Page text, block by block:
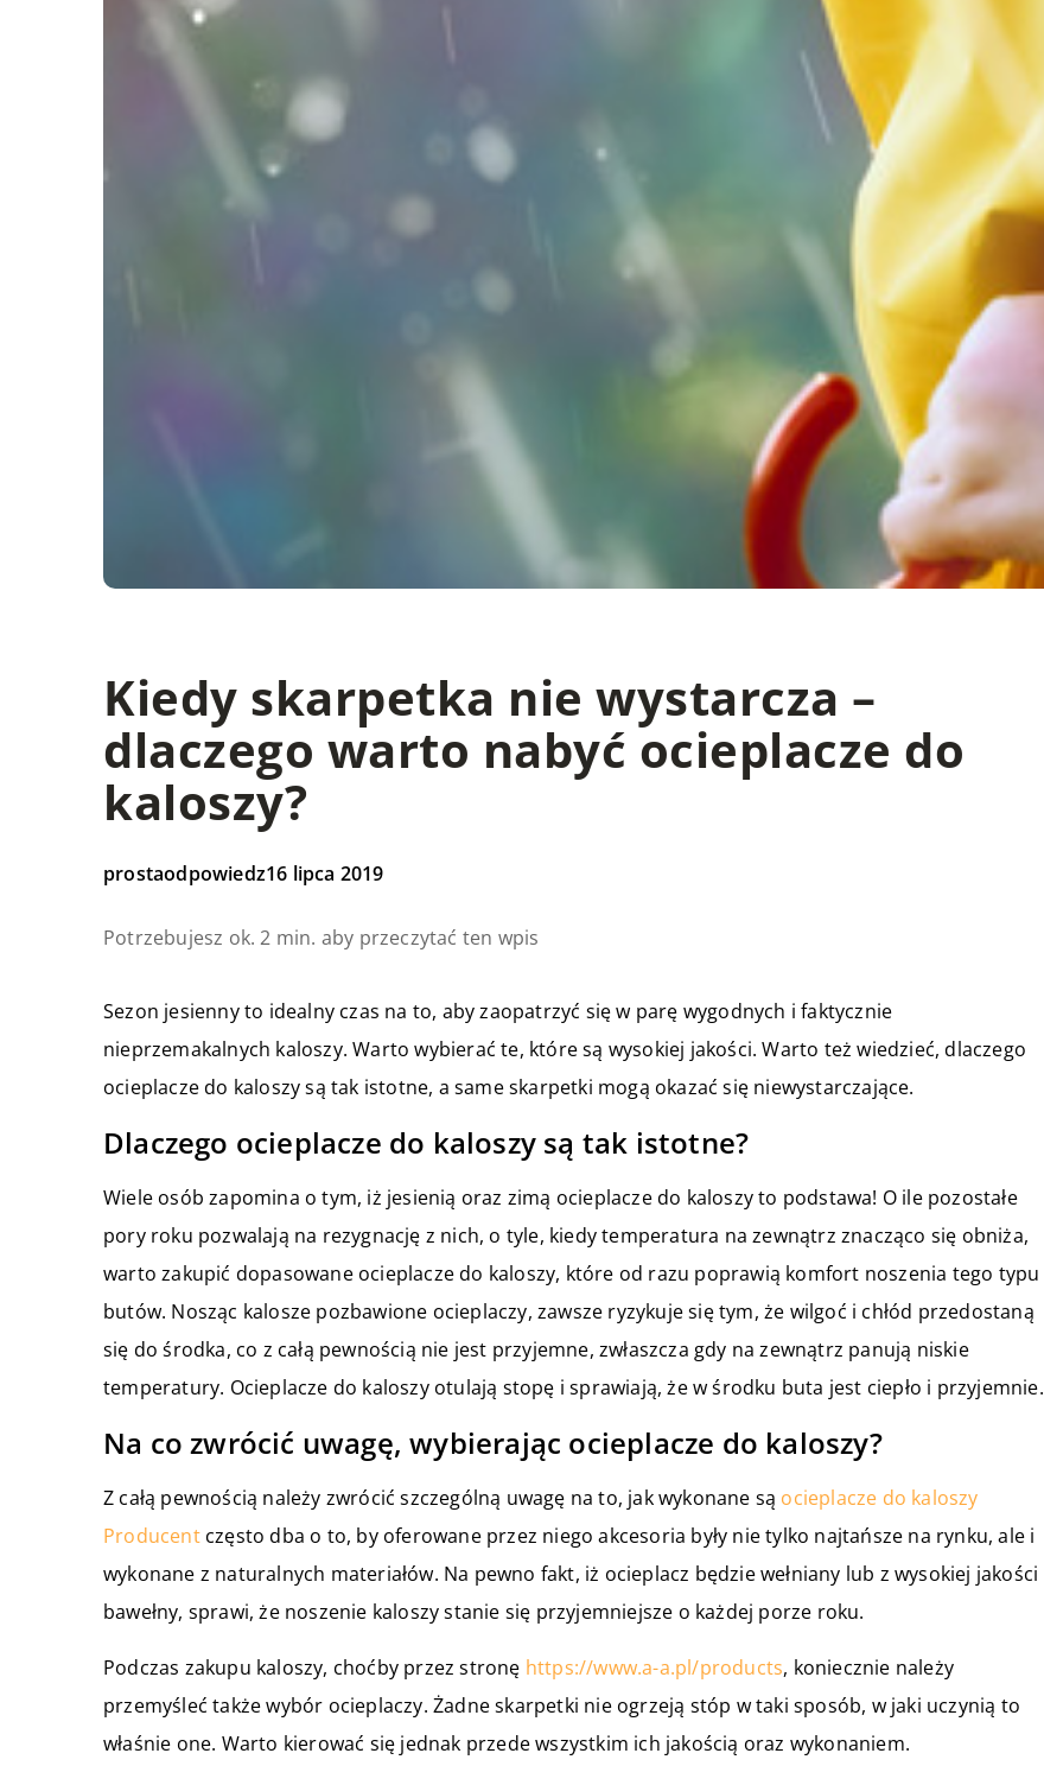
Kiedy skarpetka nie wystarcza –
dlaczego warto nabyć ocieplacze do
kaloszy?
prostaodpowiedz16 lipca 2019
Potrzebujesz ok. 2 min. aby przeczytać ten wpis
Sezon jesienny to idealny czas na to, aby zaopatrzyć się w parę wygodnych i faktycznie
nieprzemakalnych kaloszy. Warto wybierać te, które są wysokiej jakości. Warto też wiedzieć, dlaczego
ocieplacze do kaloszy są tak istotne, a same skarpetki mogą okazać się niewystarczające.
Dlaczego ocieplacze do kaloszy są tak istotne?
Wiele osób zapomina o tym, iż jesienią oraz zimą ocieplacze do kaloszy to podstawa! O ile pozostałe
pory roku pozwalają na rezygnację z nich, o tyle, kiedy temperatura na zewnątrz znacząco się obniża,
warto zakupić dopasowane ocieplacze do kaloszy, które od razu poprawią komfort noszenia tego typu
butów. Nosząc kalosze pozbawione ocieplaczy, zawsze ryzykuje się tym, że wilgoć i chłód przedostaną
się do środka, co z całą pewnością nie jest przyjemne, zwłaszcza gdy na zewnątrz panują niskie
temperatury. Ocieplacze do kaloszy otulają stopę i sprawiają, że w środku buta jest ciepło i przyjemnie.
Na co zwrócić uwagę, wybierając ocieplacze do kaloszy?
Z całą pewnością należy zwrócić szczególną uwagę na to, jak wykonane są ocieplacze do kaloszy
Producentczęsto dba o to, by oferowane przez niego akcesoria były nie tylko najtańsze na rynku, ale i
wykonane z naturalnych materiałów. Na pewno fakt, iż ocieplacz będzie wełniany lub z wysokiej jakości
bawełny, sprawi, że noszenie kaloszy stanie się przyjemniejsze o każdej porze roku.
Podczas zakupu kaloszy, choćby przez stronę https://www.a-a.pl/products, koniecznie należy
przemyśleć także wybór ocieplaczy. Żadne skarpetki nie ogrzeją stóp w taki sposób, w jaki uczynią to
właśnie one. Warto kierować się jednak przede wszystkim ich jakością oraz wykonaniem.